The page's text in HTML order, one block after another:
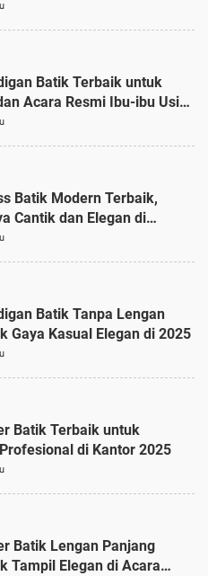
Batik Terbaik untuk
Acara Resmi Ibu-ibu Usia
Batik Modern Terbaik,
Cantik dan Elegan di
Batik Tanpa Lengan
Gaya Kasual Elegan di 2025
Batik Terbaik untuk
di Kantor 2025
Batik Lengan Panjang
Tampil Elegan di Acara